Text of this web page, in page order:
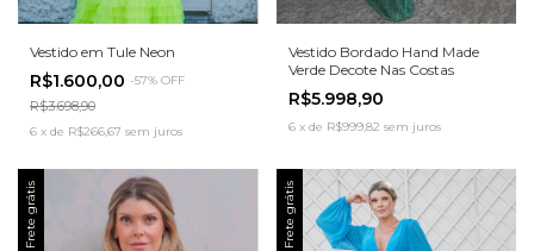
Vestido em Tule Neon
R$1.600,00 -57% OFF
R$3.698,90
6 x de R$266,67 sem juros
Vestido Bordado Hand Made
Verde Decote Nas Costas
R$5.998,90
6 x de R$999,82 sem juros
Frete grátis Frete grátis